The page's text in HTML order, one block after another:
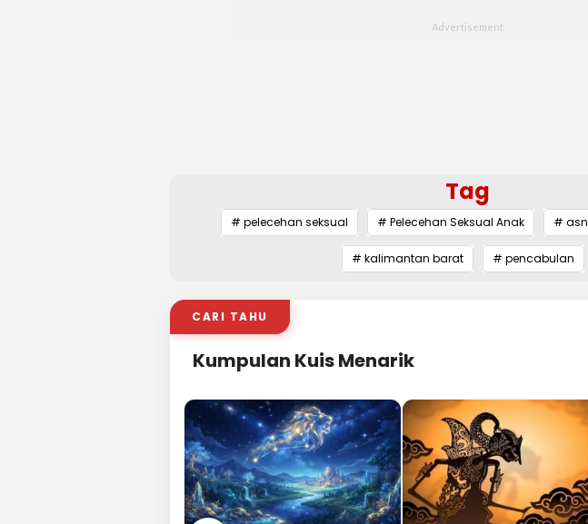
Tag
# pelecehan seksual # Pelecehan Seksual Anak # asn
# kalimantan barat # pencabulan
CARI TAHU
Kumpulan Kuis Menarik